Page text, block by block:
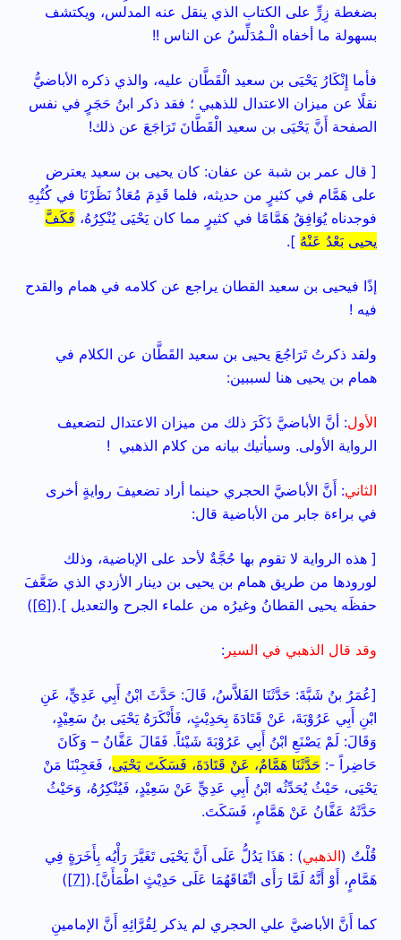
بضغطة زِرٍّ على الكتاب الذي ينقل عنه المدلس، ويكتشف
بسهولة ما أخفاه الْـمُدَلِّسُ عن الناس !!
فأما إِنْكَارُ يَحْيَى بن سعيد الْقَطَّان عليه، والذي ذكره الأباضيُّ
نقلًا عن ميزان الاعتدال للذهبي ؛ فقد ذكر ابنُ حَجَرٍ في نفس
الصفحة أَنَّ يَحْيَى بن سعيد الْقَطَّانَ تَرَاجَعَ عن ذلك!
[ قال عمر بن شبة عن عفان: كان يحيى بن سعيد يعترض
على هَمَّام في كثيرٍ من حديثه، فلما قَدِمَ مُعَاذُ نَظَرْنَا في كُتُبِهِ
فوجدناه يُوَافِقُ هَمَّامًا في كثيرٍ مما كان يَحْيَى يُنْكِرُهُ، فَكَفَّ
يحيى بَعْدُ عَنْهُ ].
إذًا فيحيى بن سعيد القطان يراجع عن كلامه في همام والقدح
فيه !
ولقد ذكرتُ تَرَاجُعَ يحيى بن سعيد القَطَّان عن الكلام في
همام بن يحيى هنا لسببين:
الأول: أنَّ الأباضيَّ ذَكَرَ ذلك من ميزان الاعتدال لتضعيف
الرواية الأولى. وسيأتيك بيانه من كلام الذهبي !
الثاني: أَنَّ الأباضيَّ الحجري حينما أراد تضعيفَ روايةٍ أخرى
في براءة جابر من الأباضية قال:
[ هذه الرواية لا تقوم بها حُجَّةٌ لأحد على الإباضية، وذلك
لورودها من طريق همام بن يحيى بن دينار الأزدي الذي ضَعَّفَ
حفظَه يحيى القطانُ وغيرُه من علماء الجرح والتعديل ].([6]
)
وقد قال الذهبي في السير :
[عُمَرُ بنُ شَبَّةَ: حَدَّثَنَا الفَلاَّسُ، قَالَ: حَدَّثَ ابْنُ أَبِي عَدِيٍّ، عَنِ
ابْنِ أَبِي عَرُوْبَةَ، عَنْ قَتَادَةَ بِحَدِيْثٍ، فَأَنْكَرَهُ يَحْيَى بنُ سَعِيْدٍ،
وَقَالَ: لَمْ يَصْنَعِ ابْنُ أَبِي عَرُوْبَةَ شَيْئاً. فَقَالَ عَفَّانُ – وَكَانَ
حَاضِراً -: حَدَّثَنَا هَمَّامٌ، عَنْ قَتَادَةَ، فَسَكَتَ يَحْيَى، فَعَجِبْنَا مَنْ
يَحْيَى، حَيْثُ يُحَدِّثُه ابْنُ أَبِي عَدِيٍّ عَنْ سَعِيْدٍ، فَيُنْكِرُهُ، وَحَيْثُ
حَدَّثَهُ عَفَّانُ عَنْ هَمَّامٍ، فَسَكَتَ.
قُلْتُ (الذهبي) : هَذَا يَدُلُّ عَلَى أَنَّ يَحْيَى تَغَيَّرَ رَأْيُه بِأَخَرَةٍ فِي
هَمَّامٍ، أَوْ أَنَّهُ لَمَّا رَأَى اتِّفَاقَهُمَا عَلَى حَدِيْثٍ اطْمَأَنَّ].([7]
)
كما أَنَّ الأباضيَّ علي الحجري لم يذكر لِقُرَّائِهِ أَنَّ الإمامينِ